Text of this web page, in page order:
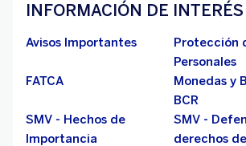
INFORMACIÓN DE INTERÉS
Avisos Importantes
Protección
Personales
FATCA
Monedas y
BCR
SMV - Hechos de
Importancia
SMV -
derechos